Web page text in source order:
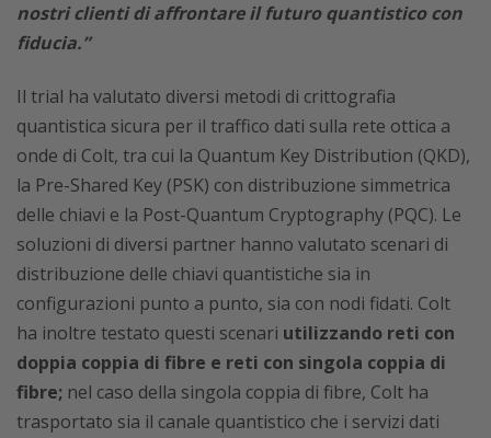
nostri clienti di affrontare il futuro quantistico con
fiducia.”
Il trial ha valutato diversi metodi di crittografia
quantistica sicura per il traffico dati sulla rete ottica a
onde di Colt, tra cui la Quantum Key Distribution (QKD),
la Pre-Shared Key (PSK) con distribuzione simmetrica
delle chiavi e la Post-Quantum Cryptography (PQC). Le
soluzioni di diversi partner hanno valutato scenari di
distribuzione delle chiavi quantistiche sia in
configurazioni punto a punto, sia con nodi fidati. Colt
ha inoltre testato questi scenari utilizzando reti con
doppia coppia di fibre e reti con singola coppia di
fibre; nel caso della singola coppia di fibre, Colt ha
trasportato sia il canale quantistico che i servizi dati